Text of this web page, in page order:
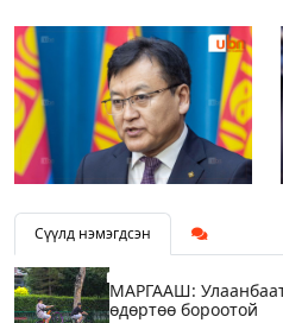
Сүүлд нэмэгдсэн
МАРГААШ:
өдөртөө бороотой